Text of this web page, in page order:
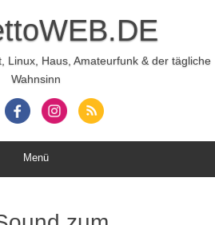
Linux, Haus, Amateurfunk & der tägliche
Wahnsinn
Menü